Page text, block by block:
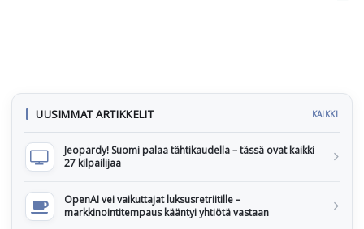
UUSIMMAT ARTIKKELIT KAIKKI
Jeopardy! Suomi palaa tähtikaudella – tässä ovat kaikki
27 kilpailijaa
OpenAI vei vaikuttajat luksusretriitille –
markkinointitempaus kääntyi yhtiötä vastaan